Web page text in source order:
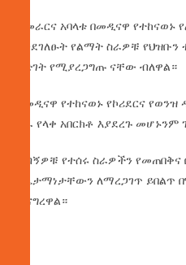
አመራርና አባላቱ በመዲናዋ
እንደገለፁት የልማት ስራዎቹ
እድገት የሚያረጋግጡ ናቸው ብለዋል።
በመዲናዋ የተከናወኑ የኮሪደርና
ስራ የላቀ አበርክቶ እያደረጉ መሆኑንም
‎ጎብኝዎቹ የተሰሩ ስራዎችን
ስኬታማነታቸውን ለማረጋገጥ ይበልጥ
ተናግረዋል።